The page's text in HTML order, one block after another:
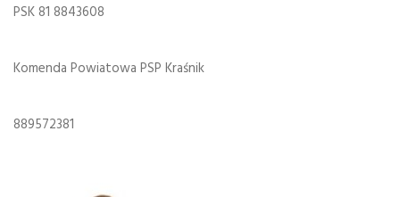
PSK 81 8843608
Komenda Powiatowa PSP Kraśnik
889572381